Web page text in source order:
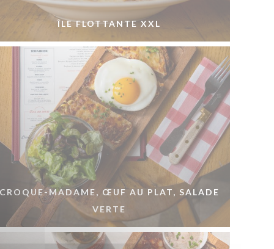
ÎLE FLOTTANTE XXL
CROQUE-MADAME, ŒUF AU PLAT, SALADE
VERTE